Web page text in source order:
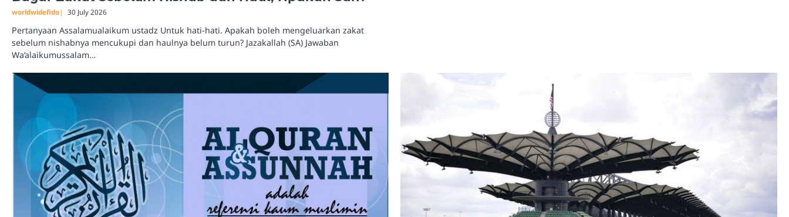
worldwidefido 30 July 2026
Pertanyaan Assalamualaikum ustadz Untuk hati-hati. Apakah boleh mengeluarkan zakat
sebelum nishabnya mencukupi dan haulnya belum turun? Jazakallah (SA) Jawaban
Wa’alaikumussalam…